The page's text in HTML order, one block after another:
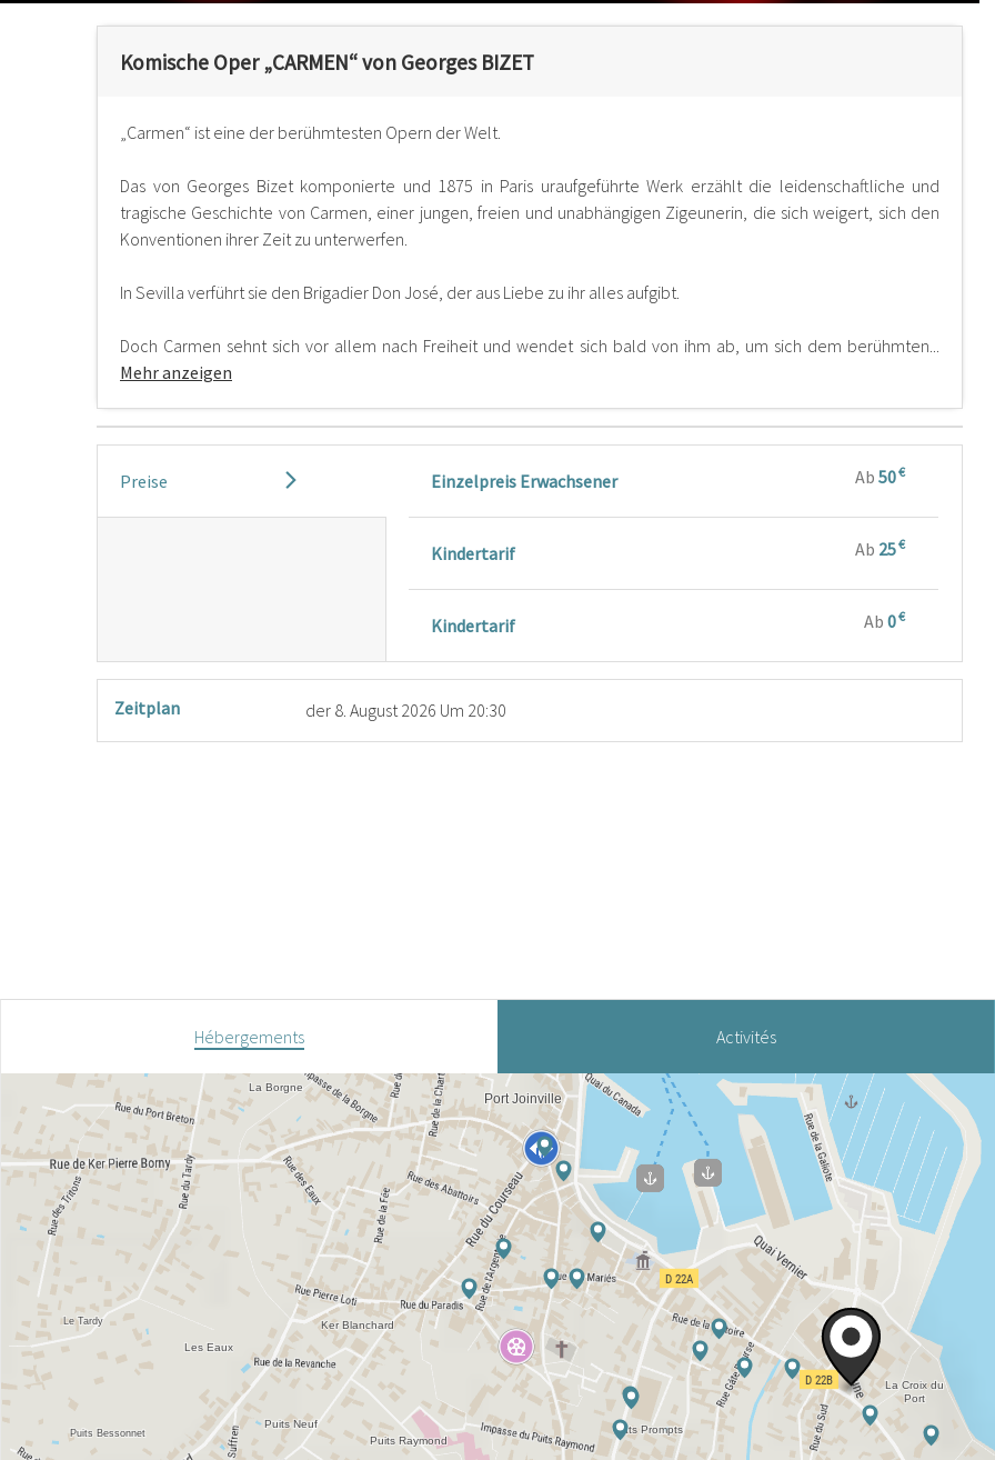
Komische Oper „CARMEN“ von Georges BIZET
„Carmen“ ist eine der berühmtesten Opern der Welt.
Das von Georges Bizet komponierte und 1875 in Paris uraufgeführte Werk erzählt die leidenschaftliche und
tragische Geschichte von Carmen, einer jungen, freien und unabhängigen Zigeunerin, die sich weigert, sich den
Konventionen ihrer Zeit zu unterwerfen.
In Sevilla verführt sie den Brigadier Don José, der aus Liebe zu ihr alles aufgibt.
Doch Carmen sehnt sich vor allem nach Freiheit und wendet sich bald von ihm ab, um sich dem berühmten...
Mehr anzeigen
Preise Einzelpreis Erwachsener Ab50€
Kindertarif Ab 25€
Kindertarif Ab0€
Zeitplan der 8. August 2026 Um 20:30
Hébergements Activités